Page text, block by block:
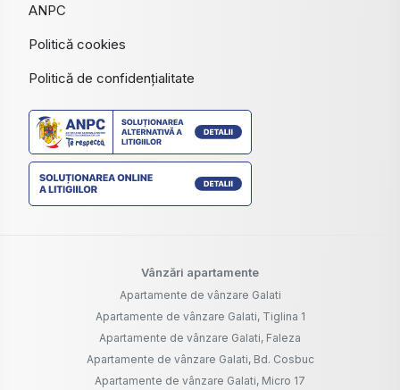
ANPC
Politică cookies
Politică de confidențialitate
Vânzări apartamente
Apartamente de vânzare Galati
Apartamente de vânzare Galati, Tiglina 1
Apartamente de vânzare Galati, Faleza
Apartamente de vânzare Galati, Bd. Cosbuc
Apartamente de vânzare Galati, Micro 17